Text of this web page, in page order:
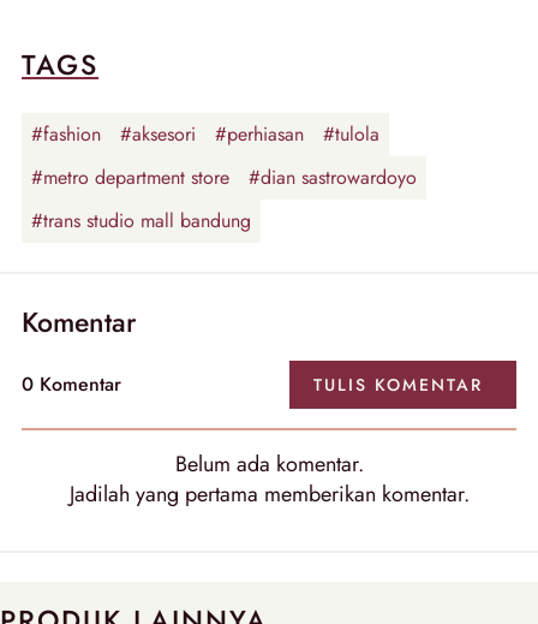
TAGS
#fashion #aksesori #perhiasan
#tulola
#metro department store
#dian sastrowardoyo
#trans studio mall bandung
Komentar
0 Komentar TULIS KOMENTAR
Belum ada komentar.
Jadilah yang pertama memberikan komentar.